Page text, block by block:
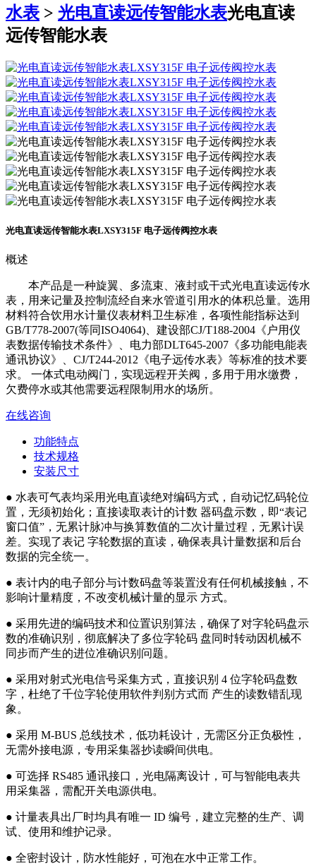
水表 > 光电直读远传智能水表光电直读
远传智能水表
光电直读远传智能水表LXSY315F 电子远传阀控水表
概述
本产品是一种旋翼、多流束、液封或干式光电直读远传水
表，用来记量及控制流经自来水管道引用水的体积总量。选用
材料符合饮用水计量仪表材料卫生标准，各项性能指标达到
GB/T778-2007(等同ISO4064)、建设部CJ/T188-2004《户用仪
表数据传输技术条件》、电力部DLT645-2007《多功能电能表
通讯协议》、CJ/T244-2012《电子远传水表》等标准的技术要
求。 一体式电动阀门，实现远程开关阀，多用于用水缴费，
欠费停水或其他需要远程限制用水的场所。
在线咨询
功能特点
技术规格
安装尺寸
● 水表可气表均采用光电直读绝对编码方式，自动记忆码轮位
置，无须初始化；直接读取表计的计数 器码盘示数，即“表记
窗口值”，无累计脉冲与换算数值的二次计量过程，无累计误
差。实现了表记 字轮数据的直读，确保表具计量数据和后台
数据的完全统一。
● 表计内的电子部分与计数码盘等装置没有任何机械接触，不
影响计量精度，不改变机械计量的显示 方式。
● 采用先进的编码技术和位置识别算法，确保了对字轮码盘示
数的准确识别，彻底解决了多位字轮码 盘同时转动因机械不
同步而产生的进位准确识别问题。
● 采用对射式光电信号采集方式，直接识别 4 位字轮码盘数
字，杜绝了千位字轮使用软件判别方式而 产生的读数错乱现
象。
● 采用 M-BUS 总线技术，低功耗设计，无需区分正负极性，
无需外接电源，专用采集器抄读瞬间供电。
● 可选择 RS485 通讯接口，光电隔离设计，可与智能电表共
用采集器，需配开关电源供电。
● 计量表具出厂时均具有唯一 ID 编号，建立完整的生产、调
试、使用和维护记录。
● 全密封设计，防水性能好，可泡在水中正常工作。